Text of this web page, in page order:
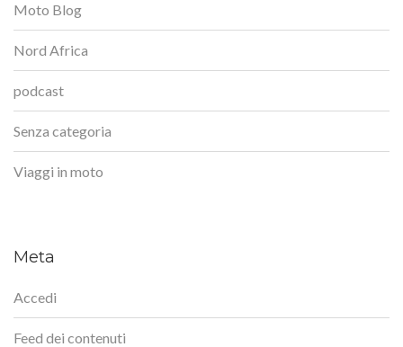
Moto Blog
Nord Africa
podcast
Senza categoria
Viaggi in moto
Meta
Accedi
Feed dei contenuti